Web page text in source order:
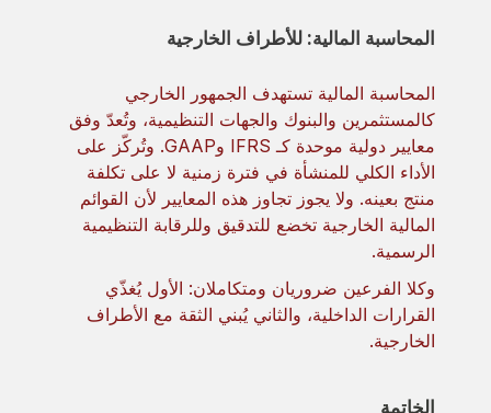
المحاسبة المالية: للأطراف الخارجية
المحاسبة المالية تستهدف الجمهور الخارجي
كالمستثمرين والبنوك والجهات التنظيمية، وتُعدّ وفق
معايير دولية موحدة كـ IFRS وGAAP. وتُركّز على
الأداء الكلي للمنشأة في فترة زمنية لا على تكلفة
منتج بعينه. ولا يجوز تجاوز هذه المعايير لأن القوائم
المالية الخارجية تخضع للتدقيق وللرقابة التنظيمية
الرسمية.
وكلا الفرعين ضروريان ومتكاملان: الأول يُغذّي
القرارات الداخلية، والثاني يُبني الثقة مع الأطراف
الخارجية.
الخاتمة